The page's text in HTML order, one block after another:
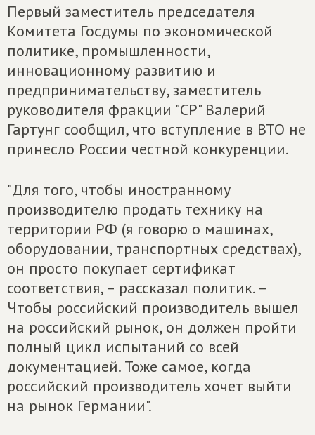
Первый заместитель председателя
Комитета Госдумы по экономической
политике, промышленности,
инновационному развитию и
предпринимательству, заместитель
руководителя фракции "СР" Валерий
Гартунг сообщил, что вступление в ВТО не
принесло России честной конкуренции.
"Для того, чтобы иностранному
производителю продать технику на
территории РФ (я говорю о машинах,
оборудовании, транспортных средствах),
он просто покупает сертификат
соответствия, – рассказал политик. –
Чтобы российский производитель вышел
на российский рынок, он должен пройти
полный цикл испытаний со всей
документацией. Тоже самое, когда
российский производитель хочет выйти
на рынок Германии".